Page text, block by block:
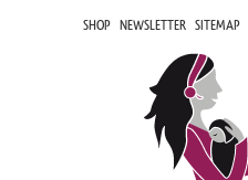
SHOP NEWSLETTER SITEMAP